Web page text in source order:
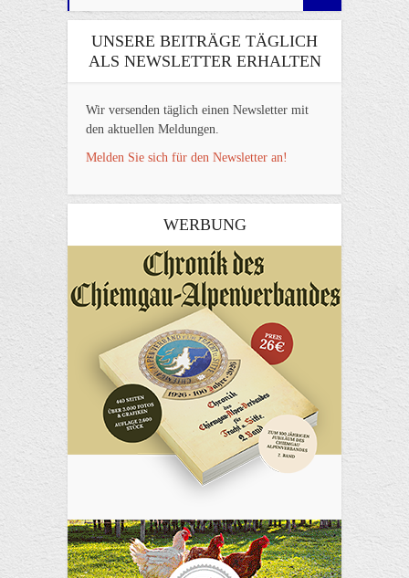
UNSERE BEITRÄGE TÄGLICH
ALS NEWSLETTER ERHALTEN
Wir versenden täglich einen Newsletter mit
den aktuellen Meldungen.
Melden Sie sich für den Newsletter an!
WERBUNG